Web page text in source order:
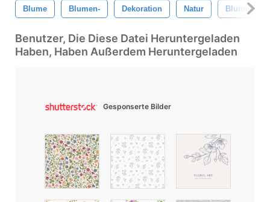
Blume Blumen- Dekoration Natur Blumen
Benutzer, Die Diese Datei Heruntergeladen
Haben, Haben Außerdem Heruntergeladen
Gesponserte Bilder